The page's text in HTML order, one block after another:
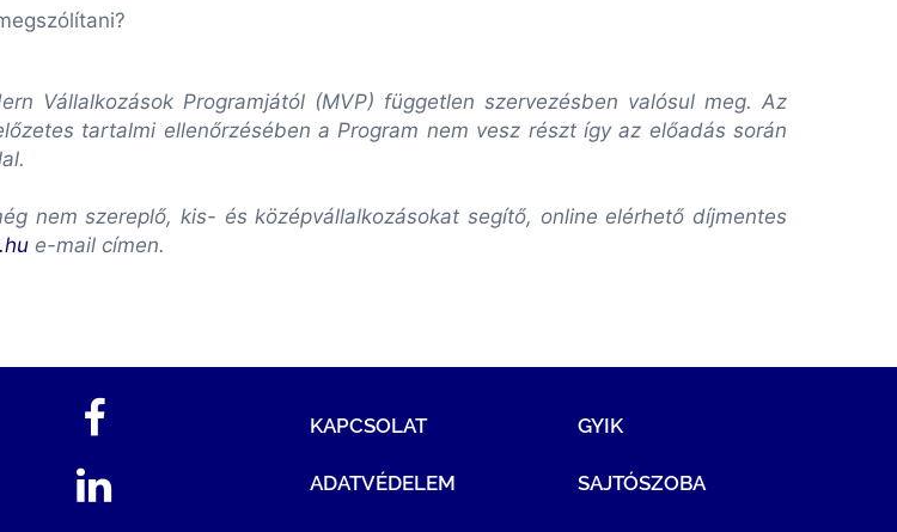
Vállalkozások Programjától (MVP) független szervezésben valósul meg. Az
tartalmi ellenőrzésében a Program nem vesz részt így az előadás során
nem szereplő, kis- és középvállalkozásokat segítő, online elérhető díjmentes
e-mail címen.
KAPCSOLAT
ADATVÉDELEM
GYIK
SAJTÓSZOBA